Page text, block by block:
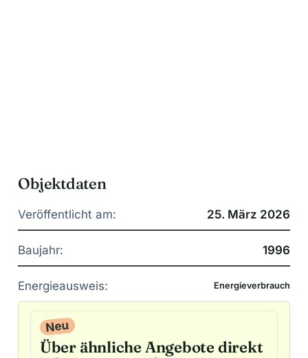
Objektdaten
Veröffentlicht am: 25. März 2026
Baujahr: 1996
Energieausweis: Energieverbrauch
Neu
Über ähnliche Angebote direkt